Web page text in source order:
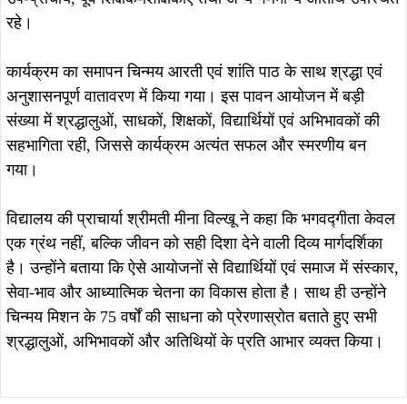
रहे।
कार्यक्रम का समापन चिन्मय आरती एवं शांति पाठ के साथ श्रद्धा एवं
अनुशासनपूर्ण वातावरण में किया गया। इस पावन आयोजन में बड़ी
संख्या में श्रद्धालुओं, साधकों, शिक्षकों, विद्यार्थियों एवं अभिभावकों की
सहभागिता रही, जिससे कार्यक्रम अत्यंत सफल और स्मरणीय बन
गया।
विद्यालय की प्राचार्या श्रीमती मीना विल्खू ने कहा कि भगवद्गीता केवल
एक ग्रंथ नहीं, बल्कि जीवन को सही दिशा देने वाली दिव्य मार्गदर्शिका
है। उन्होंने बताया कि ऐसे आयोजनों से विद्यार्थियों एवं समाज में संस्कार,
सेवा-भाव और आध्यात्मिक चेतना का विकास होता है। साथ ही उन्होंने
चिन्मय मिशन के 75 वर्षों की साधना को प्रेरणास्रोत बताते हुए सभी
श्रद्धालुओं, अभिभावकों और अतिथियों के प्रति आभार व्यक्त किया।